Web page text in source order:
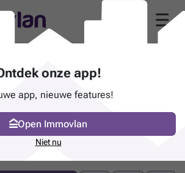
Turnhout
onze app!
app, nieuwe features!
Open Immovlan
Niet nu